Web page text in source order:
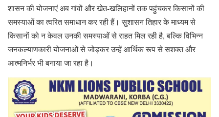
शासन की योजनाएं अब गांवों और खेत-खलिहानों तक पहुंचकर किसानों की
समस्याओं का त्वरित समाधान कर रही हैं। सुशासन तिहार के माध्यम से
किसानों को न केवल उनकी समस्याओं से राहत मिल रही है, बल्कि विभिन्न
जनकल्याणकारी योजनाओं से जोड़कर उन्हें आर्थिक रूप से सशक्त और
आत्मनिर्भर भी बनाया जा रहा है।